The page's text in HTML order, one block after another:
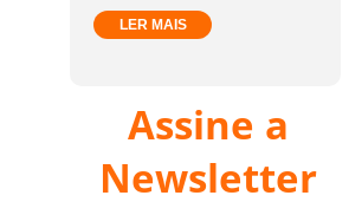
LER MAIS
Assine a
Newsletter